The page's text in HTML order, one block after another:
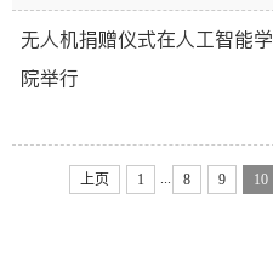
无人机捐赠仪式在人工智能学
院举行
上页 1 8 9 10